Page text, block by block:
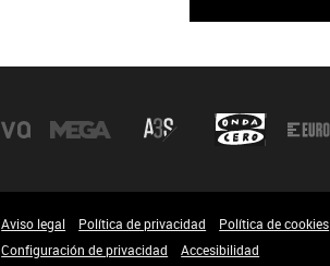
Aviso legal Política de privacidad Política de cookies
Configuración de privacidad
Accesibilidad